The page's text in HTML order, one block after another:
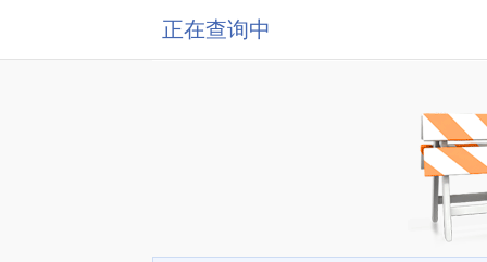
正在查询中